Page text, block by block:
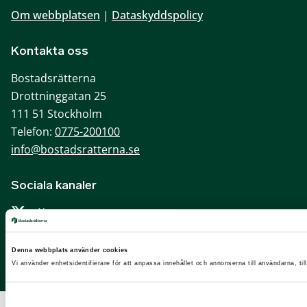
Denna webbplats använder cookies
Vi använder enhetsidentifierare för att anpassa innehållet och annonserna till användarna,
Om webbplatsen | Dataskyddspolicy
Kontakta oss
Bostadsrätterna
Drottninggatan 25
111 51 Stockholm
Telefon: 0775-200100
info@bostadsratterna.se
Sociala kanaler
X
Facebook
LinkedIn
Instagram